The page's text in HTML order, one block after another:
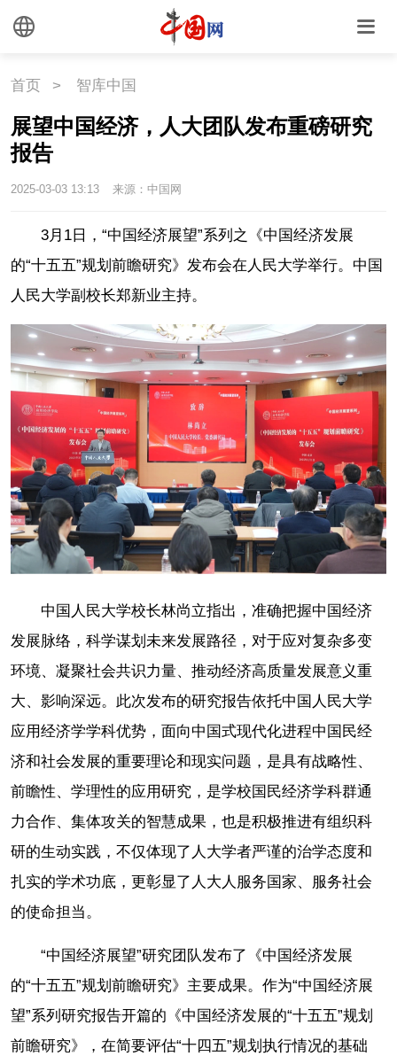
首页 > 智库中国
展望中国经济，人大团队发布重磅研究
报告
2025-03-03 13:13 来源：中国网
3月1日，“中国经济展望”系列之《中国经济发展
的“十五五”规划前瞻研究》发布会在人民大学举行。中国
人民大学副校长郑新业主持。
中国人民大学校长林尚立指出，准确把握中国经济
发展脉络，科学谋划未来发展路径，对于应对复杂多变
环境、凝聚社会共识力量、推动经济高质量发展意义重
大、影响深远。此次发布的研究报告依托中国人民大学
应用经济学学科优势，面向中国式现代化进程中国民经
济和社会发展的重要理论和现实问题，是具有战略性、
前瞻性、学理性的应用研究，是学校国民经济学科群通
力合作、集体攻关的智慧成果，也是积极推进有组织科
研的生动实践，不仅体现了人大学者严谨的治学态度和
扎实的学术功底，更彰显了人大人服务国家、服务社会
的使命担当。
“中国经济展望”研究团队发布了《中国经济发展
的“十五五”规划前瞻研究》主要成果。作为“中国经济展
望”系列研究报告开篇的《中国经济发展的“十五五”规划
前瞻研究》，在简要评估“十四五”规划执行情况的基础